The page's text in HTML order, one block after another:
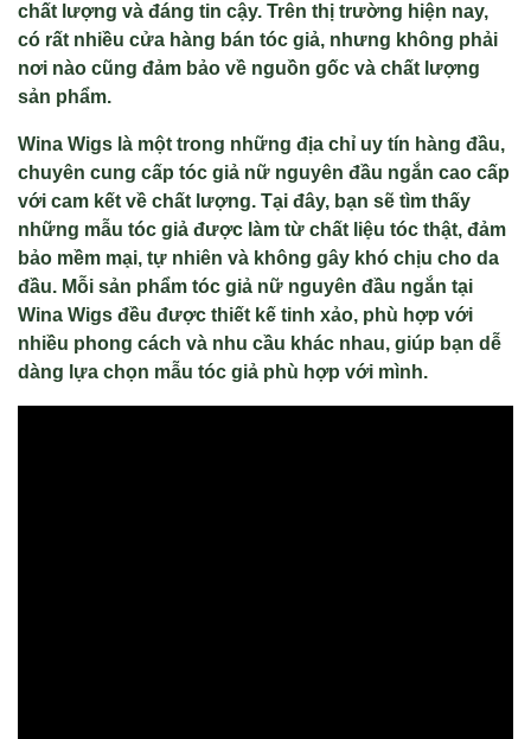
chất lượng và đáng tin cậy. Trên thị trường hiện nay,
có rất nhiều cửa hàng bán tóc giả, nhưng không phải
nơi nào cũng đảm bảo về nguồn gốc và chất lượng
sản phẩm.
Wina Wigs là một trong những địa chỉ uy tín hàng đầu,
chuyên cung cấp tóc giả nữ nguyên đầu ngắn cao cấp
với cam kết về chất lượng. Tại đây, bạn sẽ tìm thấy
những mẫu tóc giả được làm từ chất liệu tóc thật, đảm
bảo mềm mại, tự nhiên và không gây khó chịu cho da
đầu. Mỗi sản phẩm tóc giả nữ nguyên đầu ngắn tại
Wina Wigs đều được thiết kế tinh xảo, phù hợp với
nhiều phong cách và nhu cầu khác nhau, giúp bạn dễ
dàng lựa chọn mẫu tóc giả phù hợp với mình.